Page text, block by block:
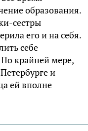
образования.
сестры
его и на себя.
себе
крайней мере,
и
ей вполне